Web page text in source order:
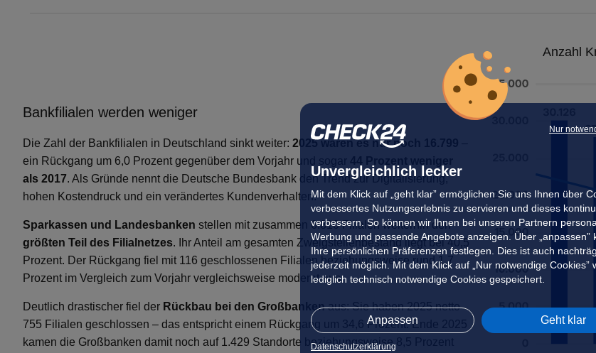
Nur
Unvergleichlich lecker
Mit dem Klick auf „geht klar” ermöglichen Sie uns Ihnen über
verbessertes Nutzungserlebnis zu servieren und dieses
verbessern. So können wir Ihnen bei unseren Partnern
Werbung und passende Angebote anzeigen. Über „anpassen”
Ihre persönlichen Präferenzen festlegen. Dies ist auch
jederzeit möglich. Mit dem Klick auf „Nur notwendige Cookies”
lediglich technisch notwendige Cookies gespeichert.
Anpassen Geht klar
Datenschutzerklärung
Bankfilialen werden weniger
Die Zahl der Bankfilialen in Deutschland sinkt weiter: 2025 waren es nur noch 16.799
ein Rückgang um 6,0 Prozent gegenüber dem Vorjahr und sogar
als 2017. Als Gründe nennt die Deutsche Bundesbank den Trend zur Digitalisierung,
hohen Kostendruck und ein verändertes Kundenverhalten.
Sparkassen und Landesbanken stellen mit zusammen 6.810 Filialen weiterhin den
größten Teil des Filialnetzes. Ihr Anteil am gesamten Zweigstellenbestand liegt bei 40,5
Prozent. Der Rückgang fiel mit 116 geschlossenen Filialen beziehungsweise rund 1,7
Prozent im Vergleich zum Vorjahr vergleichsweise moderat aus.
Deutlich drastischer fiel der Rückbau bei den Großbankenaus: Sie haben 2025 netto
755 Filialen geschlossen – das entspricht einem Rückgang um 34,6 Prozent. Ende 2025
kamen die Großbanken damit noch auf 1.429 Standorte beziehungsweise 8,5 Prozent
Anzahl